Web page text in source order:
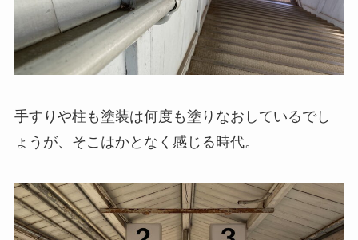
手すりや柱も塗装は何度も塗りなおしているでし
ょうが、そこはかとなく感じる時代。